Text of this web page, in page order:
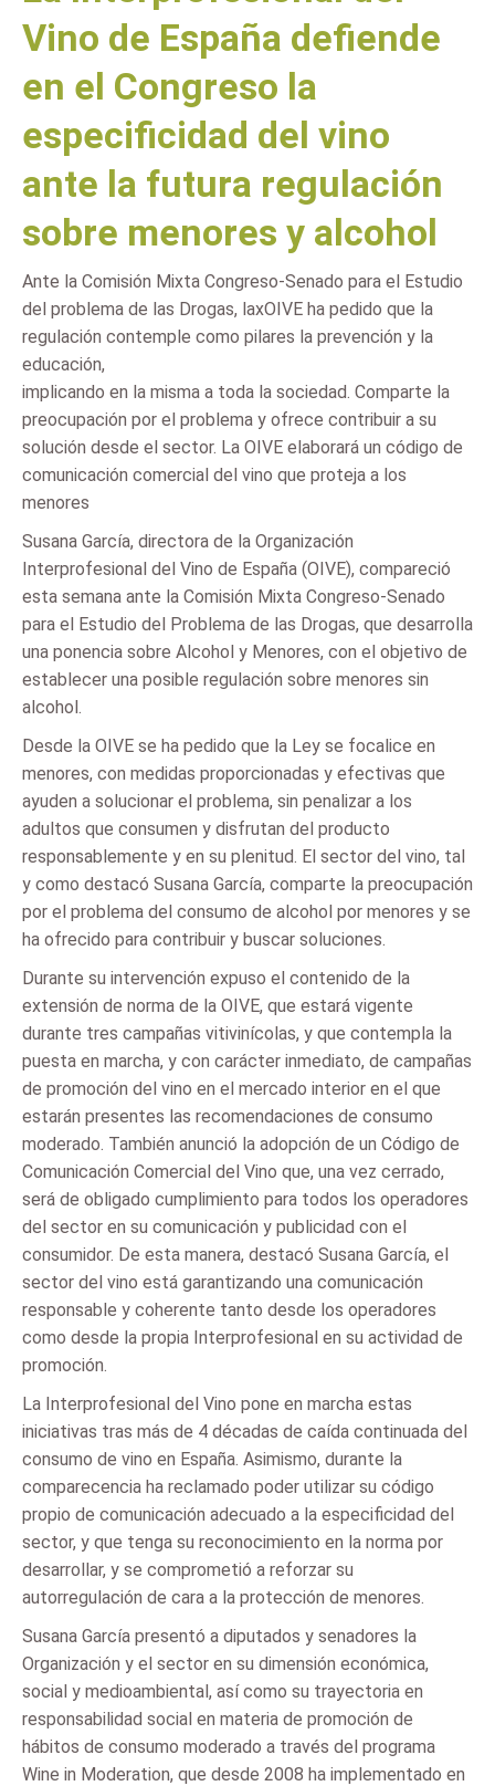
Vino de España defiende
en el Congreso la
especificidad del vino
ante la futura regulación
sobre menores y alcohol
Ante la Comisión Mixta Congreso-Senado para el Estudio
del problema de las Drogas, laxOIVE ha pedido que la
regulación contemple como pilares la prevención y la
educación,
implicando en la misma a toda la sociedad. Comparte la
preocupación por el problema y ofrece contribuir a su
solución desde el sector. La OIVE elaborará un código de
comunicación comercial del vino que proteja a los
menores
Susana García, directora de la Organización
Interprofesional del Vino de España (OIVE), compareció
esta semana ante la Comisión Mixta Congreso-Senado
para el Estudio del Problema de las Drogas, que desarrolla
una ponencia sobre Alcohol y Menores, con el objetivo de
establecer una posible regulación sobre menores sin
alcohol.
Desde la OIVE se ha pedido que la Ley se focalice en
menores, con medidas proporcionadas y efectivas que
ayuden a solucionar el problema, sin penalizar a los
adultos que consumen y disfrutan del producto
responsablemente y en su plenitud. El sector del vino, tal
y como destacó Susana García, comparte la preocupación
por el problema del consumo de alcohol por menores y se
ha ofrecido para contribuir y buscar soluciones.
Durante su intervención expuso el contenido de la
extensión de norma de la OIVE, que estará vigente
durante tres campañas vitivinícolas, y que contempla la
puesta en marcha, y con carácter inmediato, de campañas
de promoción del vino en el mercado interior en el que
estarán presentes las recomendaciones de consumo
moderado. También anunció la adopción de un Código de
Comunicación Comercial del Vino que, una vez cerrado,
será de obligado cumplimiento para todos los operadores
del sector en su comunicación y publicidad con el
consumidor. De esta manera, destacó Susana García, el
sector del vino está garantizando una comunicación
responsable y coherente tanto desde los operadores
como desde la propia Interprofesional en su actividad de
promoción.
La Interprofesional del Vino pone en marcha estas
iniciativas tras más de 4 décadas de caída continuada del
consumo de vino en España. Asimismo, durante la
comparecencia ha reclamado poder utilizar su código
propio de comunicación adecuado a la especificidad del
sector, y que tenga su reconocimiento en la norma por
desarrollar, y se comprometió a reforzar su
autorregulación de cara a la protección de menores.
Susana García presentó a diputados y senadores la
Organización y el sector en su dimensión económica,
social y medioambiental, así como su trayectoria en
responsabilidad social en materia de promoción de
hábitos de consumo moderado a través del programa
Wine in Moderation, que desde 2008 ha implementado en